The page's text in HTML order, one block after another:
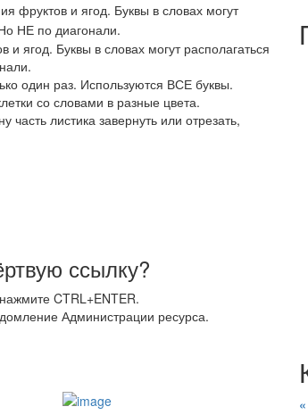
фруктов и ягод. Буквы в словах могут
НЕ по диагонали.
ягод. Буквы в словах могут располагаться
один раз. Используются ВСЕ буквы.
со словами в разные цвета.
листика завернуть или отрезать,
ссылку?
CTRL+ENTER.
Администрации ресурса.
«